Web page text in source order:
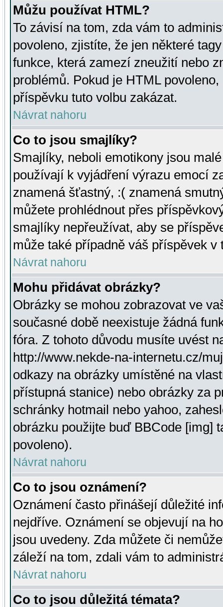
Můžu používat HTML?
To závisí na tom, zda vám to
povoleno, zjistíte, že jen některé
funkce, která zamezí zneužití nebo
problémů. Pokud je HTML
příspěvku tuto volbu zakázat.
Návrat nahoru
Co to jsou smajlíky?
Smajlíky, neboli emotikony jsou
používají k vyjádření výrazu emocí
znamená šťastný, :( znamená
můžete prohlédnout přes
smajlíky nepřeužívat, aby se
může také případně váš příspěvek v
Návrat nahoru
Mohu přidávat obrázky?
Obrázky se mohou zobrazovat ve
současné době neexistuje žádná
fóra. Z tohoto důvodu musíte uvést
http://www.nekde-na-internetu.cz/
odkazy na obrázky umístěné na
přístupná stanice) nebo obrázky za
schránky hotmail nebo yahoo,
obrázku použijte buď BBCode [img]
povoleno).
Návrat nahoru
Co to jsou oznámení?
Oznámení často přinášejí důležité
nejdříve. Oznámení se objevují na
jsou uvedeny. Zda můžete či
záleží na tom, zdali vám to
Návrat nahoru
Co to jsou důležitá témata?